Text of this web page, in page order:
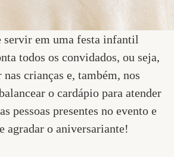
servir em uma festa infantil
todos os convidados, ou seja,
nas crianças e, também, nos
o cardápio para atender
pessoas presentes no evento e
agradar o aniversariante!